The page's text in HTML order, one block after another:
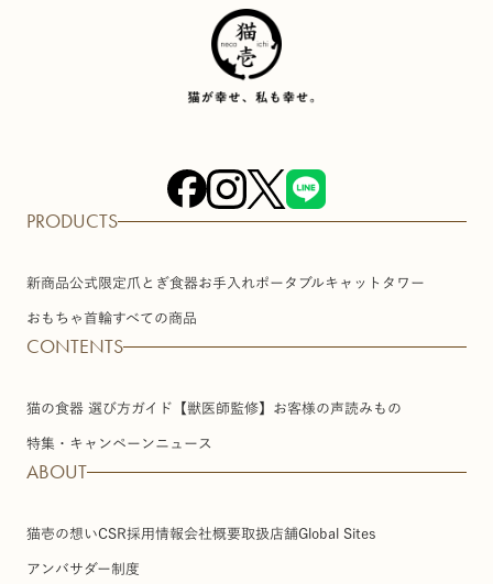
PRODUCTS
新商品公式限定爪とぎ食器お手入れポータブル キャットタワー
おもちゃ首輪すべての商品
CONTENTS
猫の食器 選び方ガイド【獣医師監修】 お客様の声読みもの
特集・キャンペーンニュース
ABOUT
猫壱の想いCSR採用情報会社概要取扱店舗Global Sites
アンバサダー制度